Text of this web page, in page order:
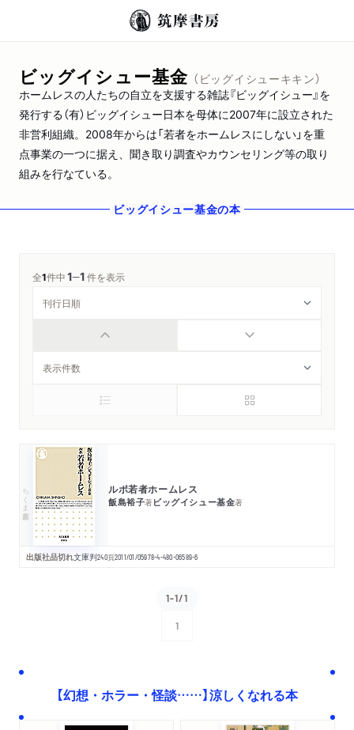
ビッグイシュー基金 （ビッグイシューキキン）
ホームレスの人たちの自立を支援する雑誌『ビッグイシュー』を
発行する（有）ビッグイシュー日本を母体に2007年に設立された
非営利組織。2008年からは「若者をホームレスにしない」を重
点事業の一つに据え、聞き取り調査やカウンセリング等の取り
組みを行なている。
ビッグイシュー基金の本
全1件中1─1件を表示
ちくま新書 ルポ若者ホームレス
飯島裕子著ビッグイシュー基金著
出版社品切れ文庫判240頁2011/01/05978-4-480-06589-6
1-1/1
1
【幻想・ホラー・怪談……】涼しくなれる本